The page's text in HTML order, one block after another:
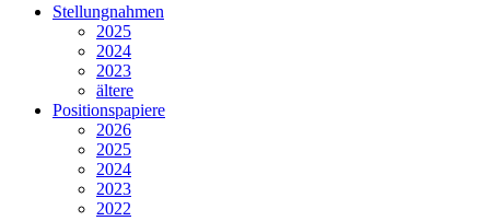
Stellungnahmen
2025
2024
2023
ältere
Positionspapiere
2026
2025
2024
2023
2022